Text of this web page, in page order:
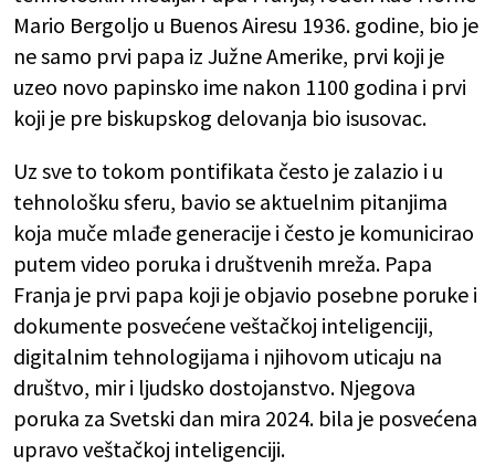
Mario Bergoljo u Buenos Airesu 1936. godine, bio je
ne samo prvi papa iz Južne Amerike, prvi koji je
uzeo novo papinsko ime nakon 1100 godina i prvi
koji je pre biskupskog delovanja bio isusovac.
Uz sve to tokom pontifikata često je zalazio i u
tehnološku sferu, bavio se aktuelnim pitanjima
koja muče mlađe generacije i često je komunicirao
putem video poruka i društvenih mreža. Papa
Franja je prvi papa koji je objavio posebne poruke i
dokumente posvećene veštačkoj inteligenciji,
digitalnim tehnologijama i njihovom uticaju na
društvo, mir i ljudsko dostojanstvo. Njegova
poruka za Svetski dan mira 2024. bila je posvećena
upravo veštačkoj inteligenciji.